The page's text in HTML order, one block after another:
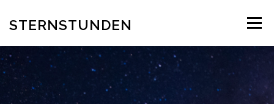
springen
STERNSTUNDEN Menü
AUTOR EINBLICK INS BUCH BESTELLUNG